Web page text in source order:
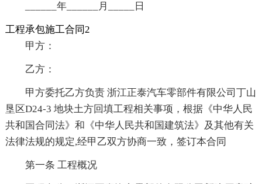
______年______月_____日
工程承包施工合同2
甲方：
乙方：
甲方委托乙方负责 浙江正泰汽车零部件有限公司丁山
垦区D24-3 地块土方回填工程相关事项，根据《中华人民
共和国合同法》和《中华人民共和国建筑法》及其他有关
法律法规的规定,经甲乙双方协商一致，签订本合同
第一条 工程概况